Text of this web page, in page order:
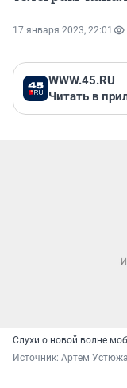
17 января 2023, 22:01
WWW.45.RU
Читать в
Слухи о новой волне
Источник: Артем